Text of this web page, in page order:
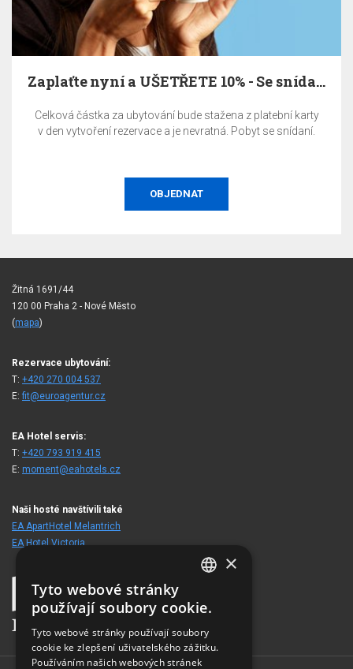
Zaplaťte nyní a UŠETŘETE 10% - Se snídaní
Celková částka za ubytování bude stažena z platební karty
v den vytvoření rezervace a je nevratná. Pobyt se snídaní.
OBJEDNAT
Žitná 1691/44
120 00 Praha 2 - Nové Město
(mapa)
Rezervace ubytování:
T: +420 270 004 537
E:fit@euroagentur.cz
EA Hotel servis:
T: +420 793 919 415
E: moment@eahotels.cz
Naši hosté navštívili také
EA ApartHotel Melantrich
EA Hotel Victoria
GERMAN
×
Tyto webové stránky
používají soubory cookie.
Tyto webové stránky používají soubory
cookie ke zlepšení uživatelského zážitku.
Používáním našich webových stránek